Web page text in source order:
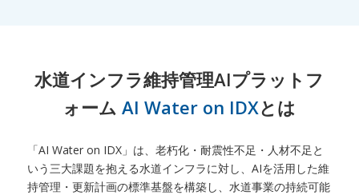
水道インフラ維持管理AIプラットフ
ォームAI Water on IDXとは
「AI Water on IDX」は、老朽化・耐震性不足・人材不足と
いう三大課題を抱える水道インフラに対し、AIを活用した維
持管理・更新計画の標準基盤を構築し、水道事業の持続可能